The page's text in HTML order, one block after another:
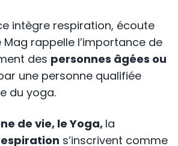
intègre respiration, écoute
Mag rappelle l’importance de
des personnes âgées ou
une personne qualifiée
du yoga.
de vie, le Yoga, la
s’inscrivent comme